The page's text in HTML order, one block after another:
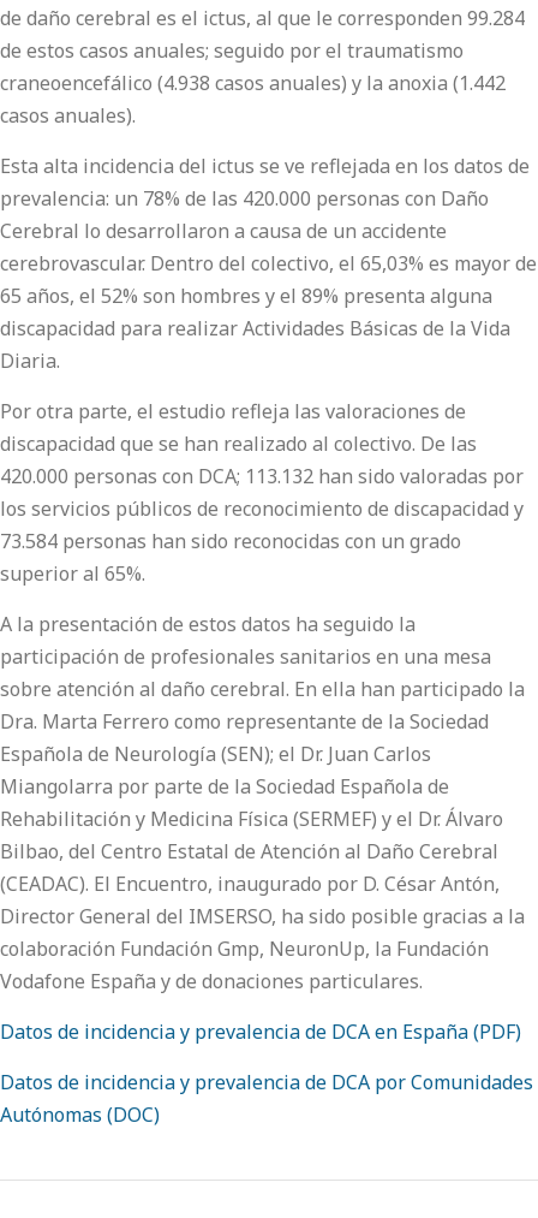
de daño cerebral es el ictus, al que le corresponden 99.284
de estos casos anuales; seguido por el traumatismo
craneoencefálico (4.938 casos anuales) y la anoxia (1.442
casos anuales).
Esta alta incidencia del ictus se ve reflejada en los datos de
prevalencia: un 78% de las 420.000 personas con Daño
Cerebral lo desarrollaron a causa de un accidente
cerebrovascular. Dentro del colectivo, el 65,03% es mayor de
65 años, el 52% son hombres y el 89% presenta alguna
discapacidad para realizar Actividades Básicas de la Vida
Diaria.
Por otra parte, el estudio refleja las valoraciones de
discapacidad que se han realizado al colectivo. De las
420.000 personas con DCA; 113.132 han sido valoradas por
los servicios públicos de reconocimiento de discapacidad y
73.584 personas han sido reconocidas con un grado
superior al 65%.
A la presentación de estos datos ha seguido la
participación de profesionales sanitarios en una mesa
sobre atención al daño cerebral. En ella han participado la
Dra. Marta Ferrero como representante de la Sociedad
Española de Neurología (SEN); el Dr. Juan Carlos
Miangolarra por parte de la Sociedad Española de
Rehabilitación y Medicina Física (SERMEF) y el Dr. Álvaro
Bilbao, del Centro Estatal de Atención al Daño Cerebral
(CEADAC). El Encuentro, inaugurado por D. César Antón,
Director General del IMSERSO, ha sido posible gracias a la
colaboración Fundación Gmp, NeuronUp, la Fundación
Vodafone España y de donaciones particulares.
Datos de incidencia y prevalencia de DCA en España (PDF)
Datos de incidencia y prevalencia de DCA por Comunidades
Autónomas (DOC)